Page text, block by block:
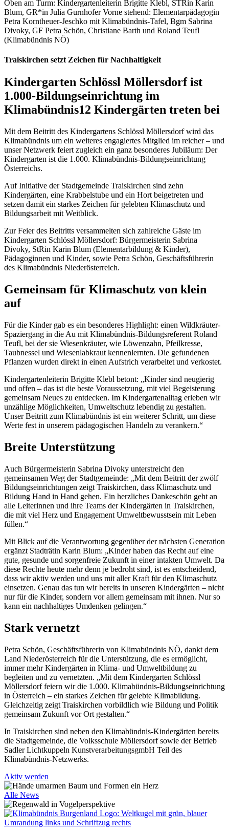
Oben am Turm: Kindergartenleiterin Brigitte Klebl, STRin Karin
Blum, GR*in Julia Gurnhofer Vorne stehend: Elementarpädagogin
Petra Korntheuer-Jeschko mit Klimabündnis-Tafel, Bgm Sabrina
Divoky, GF Petra Schön, Christiane Barth und Roland Teufl
(Klimabündnis NÖ)
Traiskirchen setzt Zeichen für Nachhaltigkeit
Kindergarten Schlössl Möllersdorf ist
1.000-Bildungseinrichtung im
Klimabündnis12 Kindergärten treten bei
Mit dem Beitritt des Kindergartens Schlössl Möllersdorf wird das
Klimabündnis um ein weiteres engagiertes Mitglied im reicher – und
unser Netzwerk feiert zugleich ein ganz besonderes Jubiläum: Der
Kindergarten ist die 1.000. Klimabündnis-Bildungseinrichtung
Österreichs.
Auf Initiative der Stadtgemeinde Traiskirchen sind zehn
Kindergärten, eine Krabbelstube und ein Hort beigetreten und
setzen damit ein starkes Zeichen für gelebten Klimaschutz und
Bildungsarbeit mit Weitblick.
Zur Feier des Beitritts versammelten sich zahlreiche Gäste im
Kindergarten Schlössl Möllersdorf: Bürgermeisterin Sabrina
Divoky, StRin Karin Blum (Elementarbildung & Kinder),
Pädagoginnen und Kinder, sowie Petra Schön, Geschäftsführerin
des Klimabündnis Niederösterreich.
Gemeinsam für Klimaschutz von klein
auf
Für die Kinder gab es ein besonderes Highlight: einen Wildkräuter-
Spaziergang in die Au mit Klimabündnis-Bildungsreferent Roland
Teufl, bei der sie Wiesenkräuter, wie Löwenzahn, Pfeilkresse,
Taubnessel und Wiesenlabkraut kennenlernten. Die gefundenen
Pflanzen wurden direkt in einen Aufstrich verarbeitet und verkostet.
Kindergartenleiterin Brigitte Klebl betont: „Kinder sind neugierig
und offen – das ist die beste Voraussetzung, mit viel Begeisterung
gemeinsam Neues zu entdecken. Im Kindergartenalltag erleben wir
unzählige Möglichkeiten, Umweltschutz lebendig zu gestalten.
Unser Beitritt zum Klimabündnis ist ein weiterer Schritt, um diese
Werte fest in unserem pädagogischen Handeln zu verankern.“
Breite Unterstützung
Auch Bürgermeisterin Sabrina Divoky unterstreicht den
gemeinsamen Weg der Stadtgemeinde: „Mit dem Beitritt der zwölf
Bildungseinrichtungen zeigt Traiskirchen, dass Klimaschutz und
Bildung Hand in Hand gehen. Ein herzliches Dankeschön geht an
alle Leiterinnen und ihre Teams der Kindergärten in Traiskirchen,
die mit viel Herz und Engagement Umweltbewusstsein mit Leben
füllen.“
Mit Blick auf die Verantwortung gegenüber der nächsten Generation
ergänzt Stadträtin Karin Blum: „Kinder haben das Recht auf eine
gute, gesunde und sorgenfreie Zukunft in einer intakten Umwelt. Da
diese Rechte heute mehr denn je bedroht sind, ist es entscheidend,
dass wir aktiv werden und uns mit aller Kraft für den Klimaschutz
einsetzen. Genau das tun wir bereits in unseren Kindergärten – nicht
nur für die Kinder, sondern vor allem gemeinsam mit ihnen. Nur so
kann ein nachhaltiges Umdenken gelingen.“
Stark vernetzt
Petra Schön, Geschäftsführerin von Klimabündnis NÖ, dankt dem
Land Niederösterreich für die Unterstützung, die es ermöglicht,
immer mehr Kindergärten in Klima- und Umweltbildung zu
begleiten und zu vernetzten. „Mit dem Kindergarten Schlössl
Möllersdorf feiern wir die 1.000. Klimabündnis-Bildungseinrichtung
in Österreich – ein starkes Zeichen für gelebte Klimabildung.
Gleichzeitig zeigt Traiskirchen vorbildlich wie Bildung und Politik
gemeinsam Zukunft vor Ort gestalten.“
In Traiskirchen sind neben den Klimabündnis-Kindergärten bereits
die Stadtgemeinde, die Volksschule Möllersdorf sowie der Betrieb
Sadler Lichtkuppeln KunstverarbeitungsgmbH Teil des
Klimabündnis-Netzwerks.
Aktiv werden
Alle News